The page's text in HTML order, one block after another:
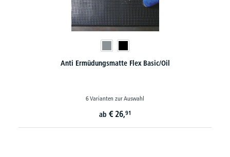
Anti Ermüdungsmatte Flex Basic/Oil
6 Varianten zur Auswahl
ab € 26,91